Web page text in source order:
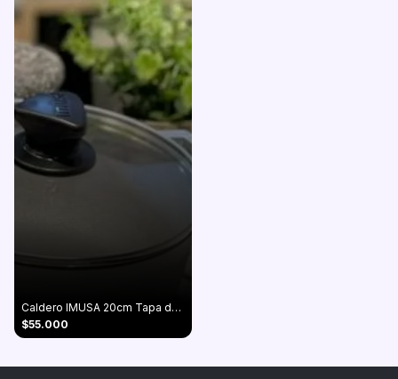
Caldero IMUSA 20cm Tapa de Vidrio en aluminio fundido
$55.000